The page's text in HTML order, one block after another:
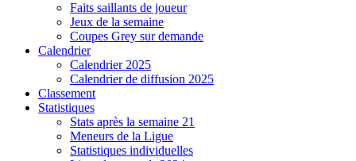
Faits saillants de joueur
Jeux de la semaine
Coupes Grey sur demande
Calendrier
Calendrier 2025
Calendrier de diffusion 2025
Classement
Statistiques
Stats après la semaine 21
Meneurs de la Ligue
Statistiques individuelles